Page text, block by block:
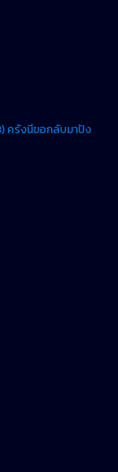
ครั้งนี้ขอกลับมาปัง